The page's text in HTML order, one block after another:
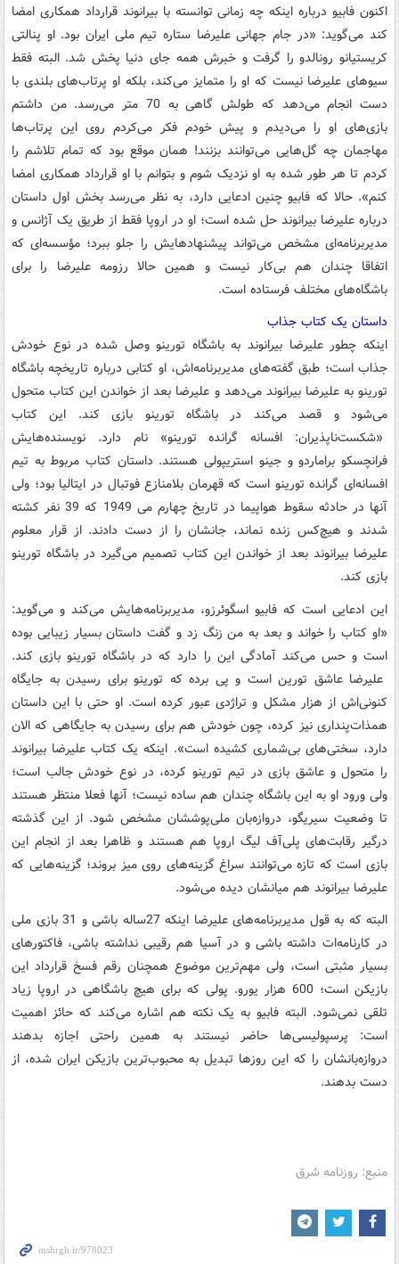
اکنون فابیو درباره اینکه چه زمانی توانسته با بیرانوند قرارداد همکاری امضا
کند می‌گوید: «در جام جهانی علیرضا ستاره تیم ملی ایران بود. او پنالتی
کریستیانو رونالدو را گرفت و خبرش همه جای دنیا پخش شد. البته فقط
سیوهای علیرضا نیست که او را متمایز می‌کند، بلکه او پرتاب‌های بلندی با
دست انجام می‌دهد که طولش گاهی به 70 متر می‌رسد. من داشتم
بازی‌های او را می‌دیدم و پیش خودم فکر می‌کردم روی این پرتاب‌ها
مهاجمان چه گل‌هایی می‌توانند بزنند! همان موقع بود که تمام تلاشم را
کردم تا هر طور شده به او نزدیک شوم و بتوانم با او قرارداد همکاری امضا
کنم». حالا که فابیو چنین ادعایی دارد، به نظر می‌رسد بخش اول داستان
درباره علیرضا بیرانوند حل شده است؛ او در اروپا فقط از طریق یک آژانس و
مدیربرنامه‌ای مشخص می‌تواند پیشنهادهایش را جلو ببرد؛ مؤسسه‌ای که
اتفاقا چندان هم بی‌کار نیست و همین حالا رزومه علیرضا را برای
باشگاه‌های مختلف فرستاده است.
داستان یک کتاب جذاب
اینکه چطور علیرضا بیرانوند به باشگاه تورینو وصل شده در نوع خودش
جذاب است؛ طبق گفته‌های مدیربرنامه‌اش، او کتابی درباره تاریخچه باشگاه
تورینو به علیرضا بیرانوند می‌دهد و علیرضا بعد از خواندن این کتاب متحول
می‌شود و قصد می‌کند در باشگاه تورینو بازی‌ کند. این کتاب
«شکست‌ناپذیران: افسانه گرانده تورینو» نام دارد. نویسنده‌هایش
فرانچسکو براماردو و جینو استریپولی هستند. داستان کتاب مربوط به تیم
افسانه‌ای گرانده تورینو است که قهرمان بلامنازع فوتبال در ایتالیا بود؛ ولی
آنها در حادثه سقوط هواپیما در تاریخ چهارم می 1949 که 39 نفر کشته
شدند و هیچ‌کس زنده نماند، جانشان را از دست دادند. از قرار معلوم
علیرضا بیرانوند بعد از خواندن این کتاب تصمیم می‌گیرد در باشگاه تورینو
بازی کند.
این ادعایی است که فابیو اسگوئرزو، مدیربرنامه‌هایش می‌کند و می‌گوید:
«او کتاب را خواند و بعد به من زنگ زد و گفت داستان بسیار زیبایی بوده
است و حس می‌کند آمادگی این را دارد که در باشگاه تورینو بازی کند.
علیرضا عاشق تورین است و پی برده که تورینو برای رسیدن به جایگاه
کنونی‌اش از هزار مشکل و تراژدی عبور کرده است. او حتی با این داستان
همذات‌پنداری نیز کرده، چون خودش هم برای رسیدن به جایگاهی که الان
دارد، سختی‌های بی‌شماری کشیده است». اینکه یک کتاب علیرضا بیرانوند
را متحول و عاشق بازی در تیم تورینو کرده، در نوع خودش جالب است؛
ولی ورود او به این باشگاه چندان هم ساده نیست؛ آنها فعلا منتظر هستند
تا وضعیت سیریگو، دروازه‌بان ملی‌پوششان مشخص شود. از این گذشته
درگیر رقابت‌های پلی‌آف لیگ اروپا هم هستند و ظاهرا بعد از انجام این
بازی است که تازه می‌توانند سراغ گزینه‌های روی میز بروند؛ گزینه‌هایی که
علیرضا بیرانوند هم میانشان دیده می‌شود.
البته که به قول مدیربرنامه‌های علیرضا اینکه 27ساله باشی و 31 بازی ملی
در کارنامه‌ات داشته باشی و در آسیا هم رقیبی نداشته باشی، فاکتورهای
بسیار مثبتی است، ولی مهم‌ترین موضوع همچنان رقم فسخ قرارداد این
بازیکن است؛ 600 هزار یورو. پولی که برای هیچ باشگاهی در اروپا زیاد
تلقی نمی‌شود. البته فابیو به یک نکته هم اشاره می‌کند که حائز اهمیت
است: پرسپولیسی‌ها حاضر نیستند به همین راحتی اجازه بدهند
دروازه‌بانشان را که این روزها تبدیل به محبوب‌ترین بازیکن ایران شده، از
دست بدهند.
منبع: روزنامه شرق